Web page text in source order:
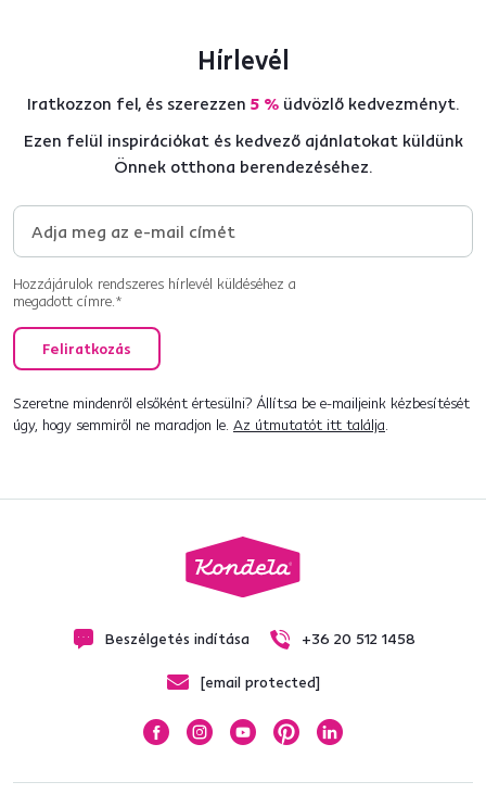
Hírlevél
Iratkozzon fel, és szerezzen 5 %üdvözlő kedvezményt.
Ezen felül inspirációkat és kedvező ajánlatokat küldünk
Önnek otthona berendezéséhez.
Hozzájárulok rendszeres hírlevél küldéséhez a
megadott címre.*
Feliratkozás
Szeretne mindenről elsőként értesülni? Állítsa be e-mailjeink kézbesítését
úgy, hogy semmiről ne maradjon le. Az útmutatót itt találja.
Beszélgetés indítása +36 20 512 1458
[email protected]